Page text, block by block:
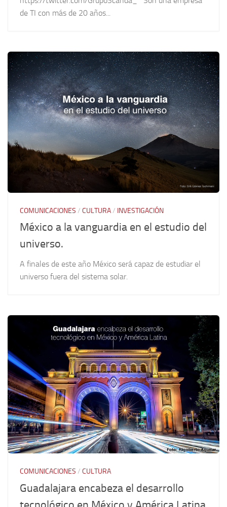
de TI con más de 20 años...
COMUNICACIONES / CULTURA/ INVESTIGACIÓN
México a la vanguardia en el estudio del
universo.
A finales de este año México será capaz de estudiar el
universo fuera del sistema solar.
COMUNICACIONES / CULTURA
Guadalajara encabeza el desarrollo